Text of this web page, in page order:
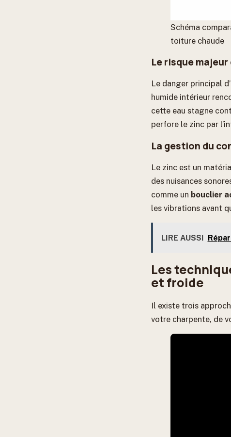
Schéma
toiture chaude
Le risque
Le danger principal
humide intérieur
cette eau stagne
perfore le zinc par
La gestion du
Le zinc est un
des nuisances
comme un bouclier
les vibrations avant
LIRE AUSSI
Les
et froide
Il existe trois
votre charpente, de